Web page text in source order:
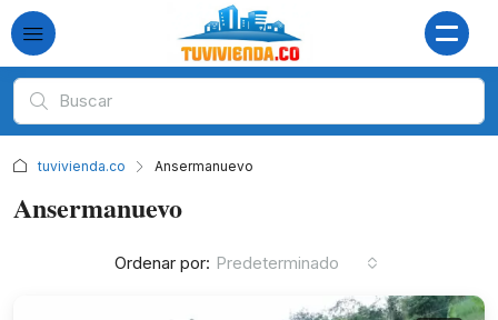
tuvivienda.co Ansermanuevo
Ansermanuevo
Ordenar por: Predeterminado